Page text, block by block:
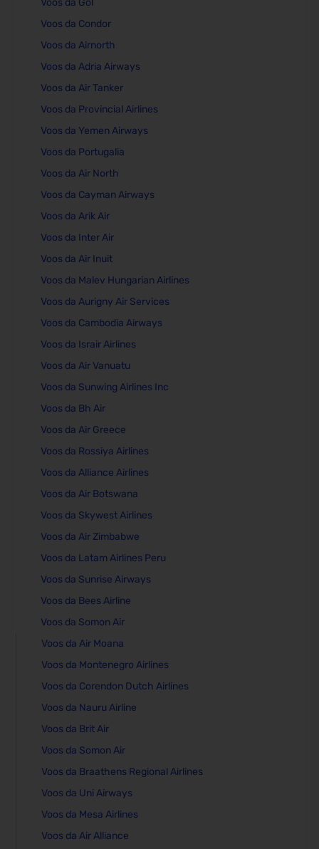
Voos da Gol
Voos da Condor
Voos da Airnorth
Voos da Adria Airways
Voos da Air Tanker
Voos da Provincial Airlines
Voos da Yemen Airways
Voos da Portugalia
Voos da Air North
Voos da Cayman Airways
Voos da Arik Air
Voos da Inter Air
Voos da Air Inuit
Voos da Malev Hungarian Airlines
Voos da Aurigny Air Services
Voos da Cambodia Airways
Voos da Israir Airlines
Voos da Air Vanuatu
Voos da Sunwing Airlines Inc
Voos da Bh Air
Voos da Air Greece
Voos da Rossiya Airlines
Voos da Alliance Airlines
Voos da Air Botswana
Voos da Skywest Airlines
Voos da Air Zimbabwe
Voos da Latam Airlines Peru
Voos da Sunrise Airways
Voos da Bees Airline
Voos da Somon Air
Voos da Air Moana
Voos da Montenegro Airlines
Voos da Corendon Dutch Airlines
Voos da Nauru Airline
Voos da Brit Air
Voos da Somon Air
Voos da Braathens Regional Airlines
Voos da Uni Airways
Voos da Mesa Airlines
Voos da Air Alliance